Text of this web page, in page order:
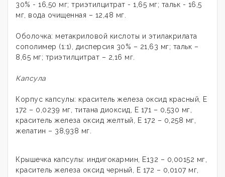
30% - 16,50 мг; триэтилцитрат - 1,65 мг; тальк - 16,5
мг, вода очищенная – 12,48 мг.
Оболочка: метакриловой кислоты и этилакрилата
сополимер (1:1), дисперсия 30% – 21,63 мг; тальк –
8,65 мг; триэтилцитрат – 2,16 мг.
Капсула
Корпус капсулы: краситель железа оксид красный, Е
172 – 0,0239 мг, титана диоксид, Е 171 – 0,530 мг,
краситель железа оксид желтый, Е 172 – 0,258 мг,
желатин – 38,938 мг.
Крышечка капсулы: индигокармин, Е132 – 0,00152 мг,
краситель железа оксид черный, Е 172 – 0,0107 мг,